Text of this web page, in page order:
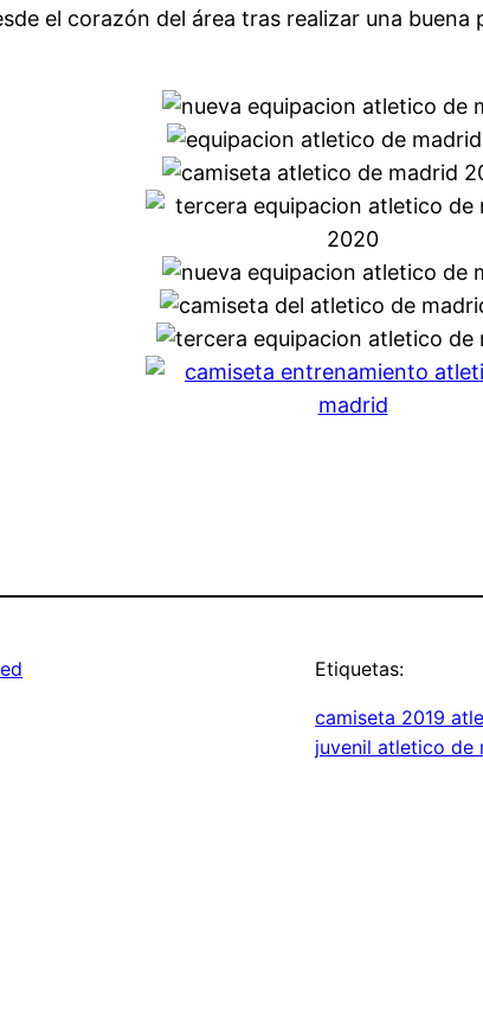
el corazón del área tras realizar una
Etiquetas:
camiseta 2019
juvenil atletico de